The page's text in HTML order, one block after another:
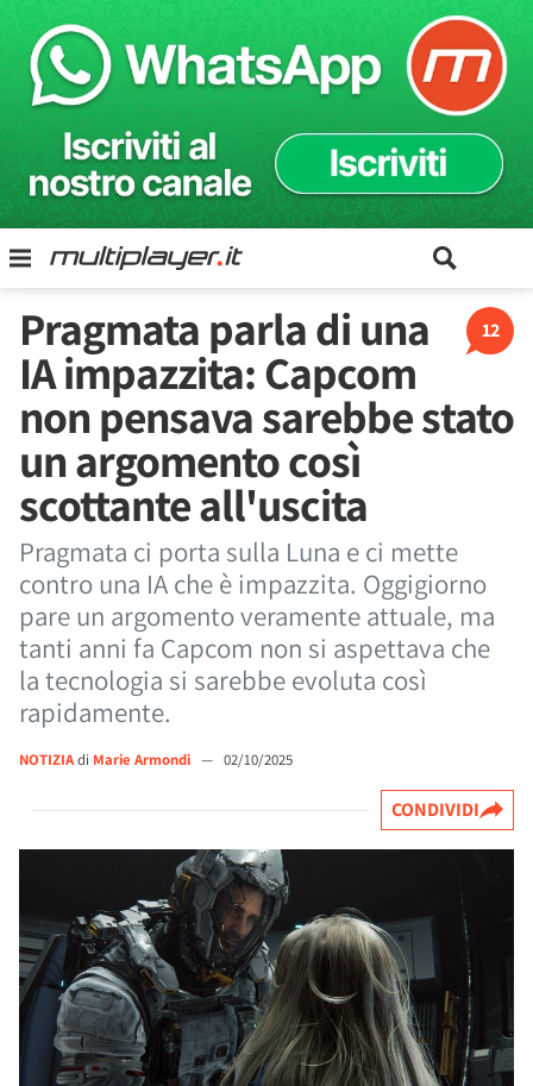
12
Pragmata parla di una
IA impazzita: Capcom
non pensava sarebbe stato
un argomento così
scottante all'uscita
Pragmata ci porta sulla Luna e ci mette
contro una IA che è impazzita. Oggigiorno
pare un argomento veramente attuale, ma
tanti anni fa Capcom non si aspettava che
la tecnologia si sarebbe evoluta così
rapidamente.
NOTIZIAdi Marie Armondi — 02/10/2025
CONDIVIDI